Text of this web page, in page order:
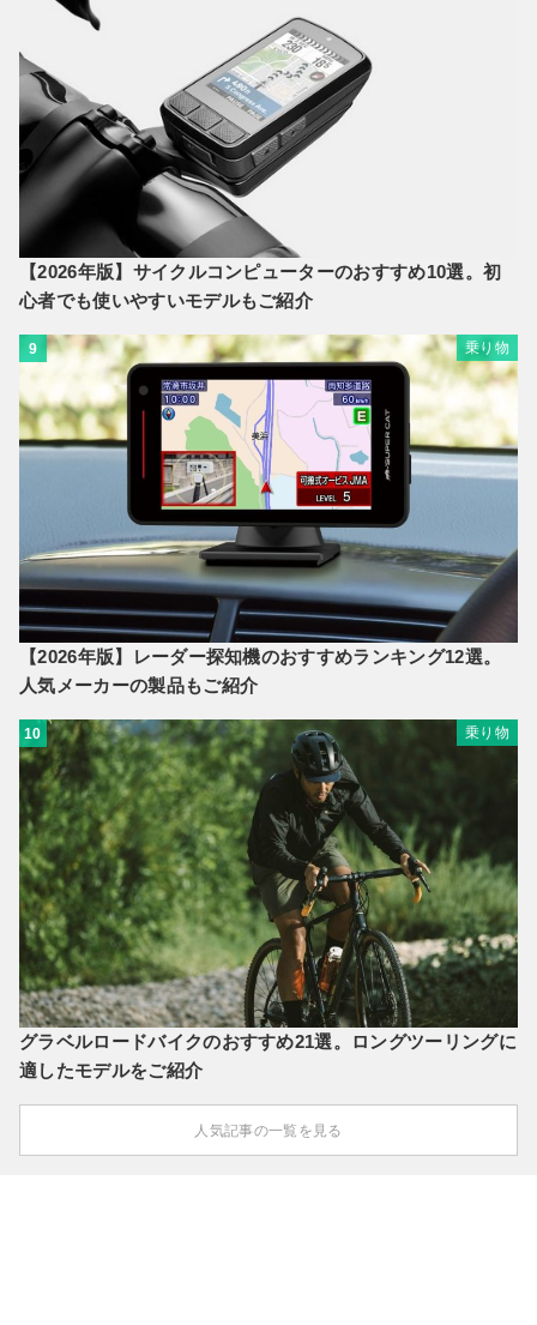
【2026年版】サイクルコンピューターのおすすめ10選。初
心者でも使いやすいモデルもご紹介
9 乗り物
【2026年版】レーダー探知機のおすすめランキング12選。
人気メーカーの製品もご紹介
10 乗り物
グラベルロードバイクのおすすめ21選。ロングツーリングに
適したモデルをご紹介
人気記事の一覧を見る